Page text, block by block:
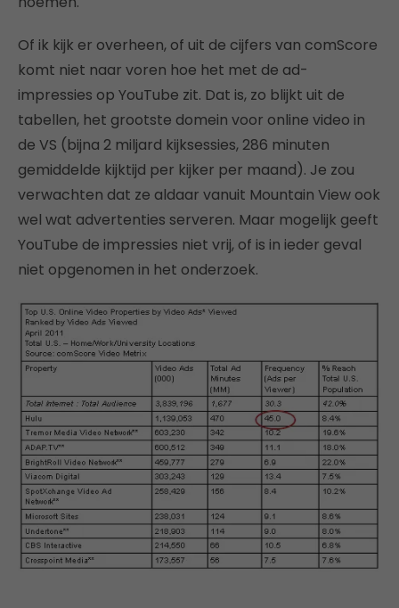
Of ik kijk er overheen, of uit de cijfers van comScore
komt niet naar voren hoe het met de ad-
impressies op YouTube zit. Dat is, zo blijkt uit de
tabellen, het grootste domein voor online video in
de VS (bijna 2 miljard kijksessies, 286 minuten
gemiddelde kijktijd per kijker per maand). Je zou
verwachten dat ze aldaar vanuit Mountain View ook
wel wat advertenties serveren. Maar mogelijk geeft
YouTube de impressies niet vrij, of is in ieder geval
niet opgenomen in het onderzoek.